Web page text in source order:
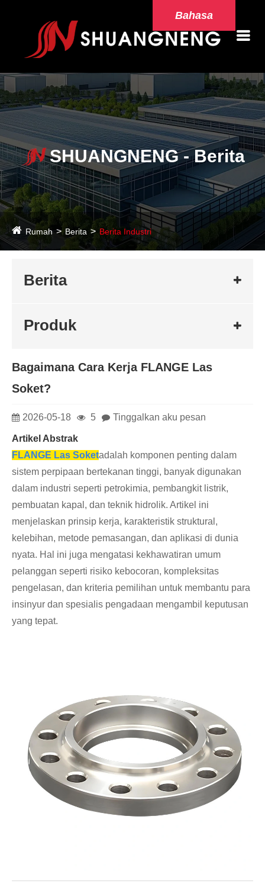
Bahasa
SHUANGNENG - Berita
Rumah Berita Berita Industri
Berita
Produk
Bagaimana Cara Kerja FLANGE Las
Soket?
2026-05-18 5 Tinggalkan aku pesan
Artikel Abstrak
FLANGE Las Soketadalah komponen penting dalam
sistem perpipaan bertekanan tinggi, banyak digunakan
dalam industri seperti petrokimia, pembangkit listrik,
pembuatan kapal, dan teknik hidrolik. Artikel ini
menjelaskan prinsip kerja, karakteristik struktural,
kelebihan, metode pemasangan, dan aplikasi di dunia
nyata. Hal ini juga mengatasi kekhawatiran umum
pelanggan seperti risiko kebocoran, kompleksitas
pengelasan, dan kriteria pemilihan untuk membantu para
insinyur dan spesialis pengadaan mengambil keputusan
yang tepat.